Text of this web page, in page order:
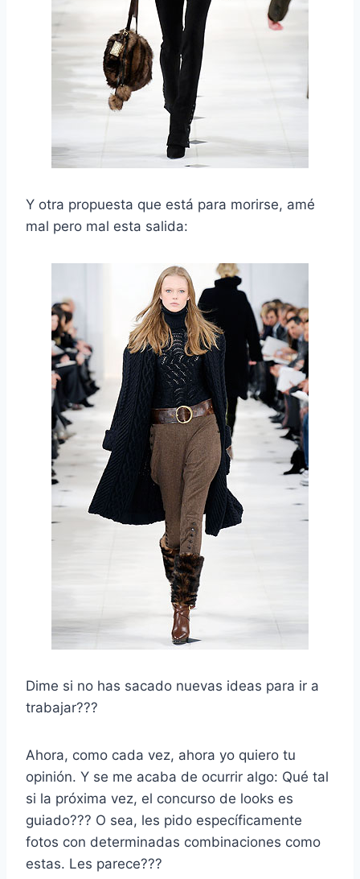
Y otra propuesta que está para morirse, amé
mal pero mal esta salida:
Dime si no has sacado nuevas ideas para ir a
trabajar???
Ahora, como cada vez, ahora yo quiero tu
opinión. Y se me acaba de ocurrir algo: Qué tal
si la próxima vez, el concurso de looks es
guiado??? O sea, les pido específicamente
fotos con determinadas combinaciones como
estas. Les parece???